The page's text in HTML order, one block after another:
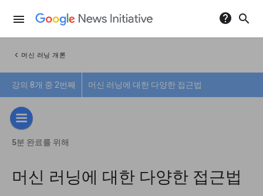
menu help search
chevron_left 머신 러닝 개론
강의 8개 중 2번째 머신 러닝에 대한 다양한 접근법
5분 완료를 위해
머신 러닝에 대한 다양한 접근법